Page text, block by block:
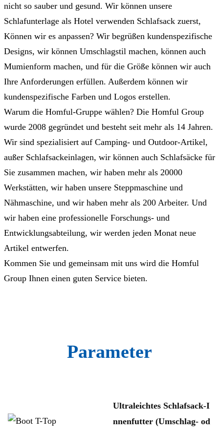
nicht so sauber und gesund. Wir können unsere
Schlafunterlage als Hotel verwenden Schlafsack zuerst,
Können wir es anpassen? Wir begrüßen kundenspezifische
Designs, wir können Umschlagstil machen, können auch
Mumienform machen, und für die Größe können wir auch
Ihre Anforderungen erfüllen. Außerdem können wir
kundenspezifische Farben und Logos erstellen.
Warum die Homful-Gruppe wählen? Die Homful Group
wurde 2008 gegründet und besteht seit mehr als 14 Jahren.
Wir sind spezialisiert auf Camping- und Outdoor-Artikel,
außer Schlafsackeinlagen, wir können auch Schlafsäcke für
Sie zusammen machen, wir haben mehr als 20000
Werkstätten, wir haben unsere Steppmaschine und
Nähmaschine, und wir haben mehr als 200 Arbeiter. Und
wir haben eine professionelle Forschungs- und
Entwicklungsabteilung, wir werden jeden Monat neue
Artikel entwerfen.
Kommen Sie und gemeinsam mit uns wird die Homful
Group Ihnen einen guten Service bieten.
Parameter
Ultraleichtes Schlafsack-I
nnenfutter (Umschlag- od